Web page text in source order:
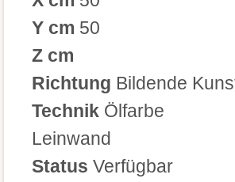
Y cm 50
Z cm
Richtung Bildende
Technik Ölfarbe
Leinwand
Status Verfügbar